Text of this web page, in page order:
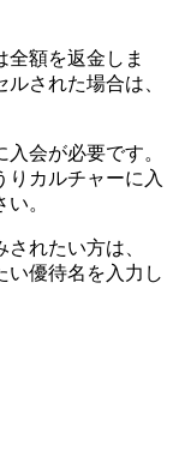
額を返金しま
された場合は、
会が必要です。
りカルチャーに入
。
れたい方は、
い優待名を入力し